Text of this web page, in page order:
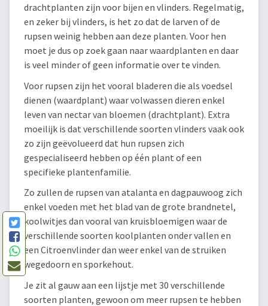
drachtplanten zijn voor bijen en vlinders. Regelmatig,
en zeker bij vlinders, is het zo dat de larven of de
rupsen weinig hebben aan deze planten. Voor hen
moet je dus op zoek gaan naar waardplanten en daar
is veel minder of geen informatie over te vinden.
Voor rupsen zijn het vooral bladeren die als voedsel
dienen (waardplant) waar volwassen dieren enkel
leven van nectar van bloemen (drachtplant). Extra
moeilijk is dat verschillende soorten vlinders vaak ook
zo zijn geëvolueerd dat hun rupsen zich
gespecialiseerd hebben op één plant of een
specifieke plantenfamilie.
Zo zullen de rupsen van atalanta en dagpauwoog zich
enkel voeden met het blad van de grote brandnetel,
koolwitjes dan vooral van kruisbloemigen waar de
verschillende soorten koolplanten onder vallen en
een Citroenvlinder dan weer enkel van de struiken
wegedoorn en sporkehout.
Je zit al gauw aan een lijstje met 30 verschillende
soorten planten, gewoon om meer rupsen te hebben